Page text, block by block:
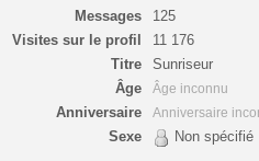
Messages
125
Visites sur le profil
11 176
Titre
Sunriseur
Âge
Âge inconnu
Anniversaire Anniversaire
Sexe Non spécifié